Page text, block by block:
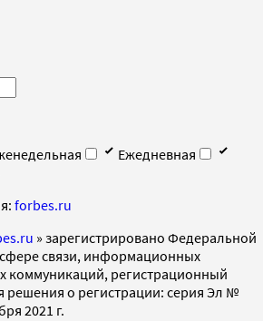
Ежедневная
forbes.ru
» зарегистрировано Федеральной
связи, информационных
коммуникаций, регистрационный
решения о регистрации: серия Эл №
2021 г.